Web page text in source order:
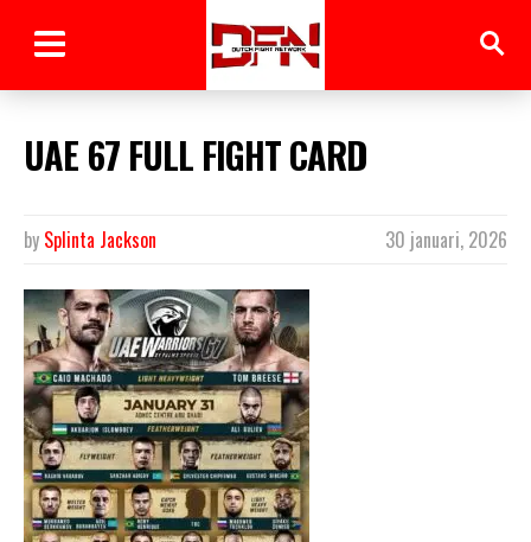
UAE 67 FULL FIGHT CARD
30 januari, 2026
by Splinta Jackson